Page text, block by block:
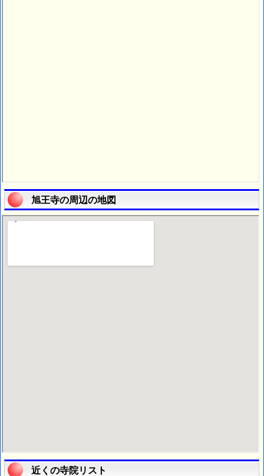
旭王寺の周辺の地図
近くの寺院リスト